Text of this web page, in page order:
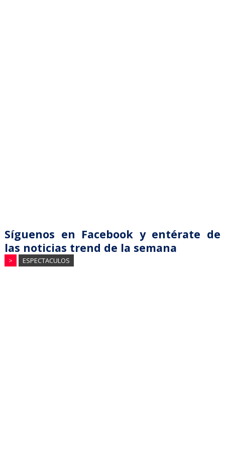
Síguenos en Facebook y entérate de
las noticias trend de la semana
> ESPECTACULOS